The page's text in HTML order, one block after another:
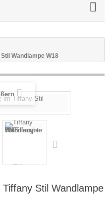
Wandlampe W18
Stil Wandlampe